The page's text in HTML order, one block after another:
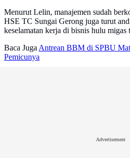
Menurut Lelin, manajemen sudah
HSE TC Sungai Gerong juga turut
keselamatan kerja di bisnis hulu migas
Baca Juga Antrean BBM di SPBU
Pemicunya
Advertisement